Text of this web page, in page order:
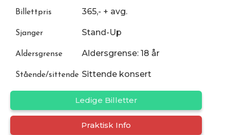
Billettpris 365,- + avg.
Sjanger Stand-Up
Aldersgrense Aldersgrense: 18 år
Stående/sittende Sittende konsert
Ledige Billetter
Praktisk Info